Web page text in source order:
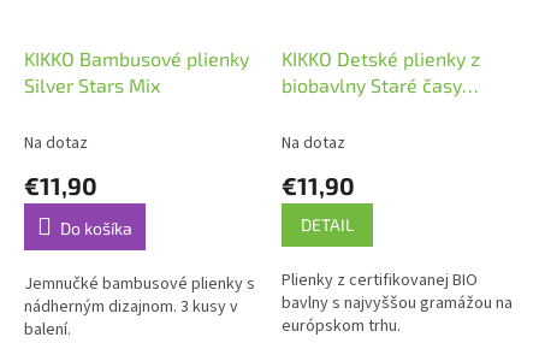
KIKKO Bambusové plienky
Silver Stars Mix
Na dotaz
€11,90
Do košíka
Jemnučké bambusové plienky s
nádherným dizajnom. 3 kusy v
balení.
KIKKO Detské plienky z
biobavlny Staré časy
chlapčekov
Na dotaz
€11,90
DETAIL
Plienky z certifikovanej BIO
bavlny s najvyššou gramážou na
európskom trhu.